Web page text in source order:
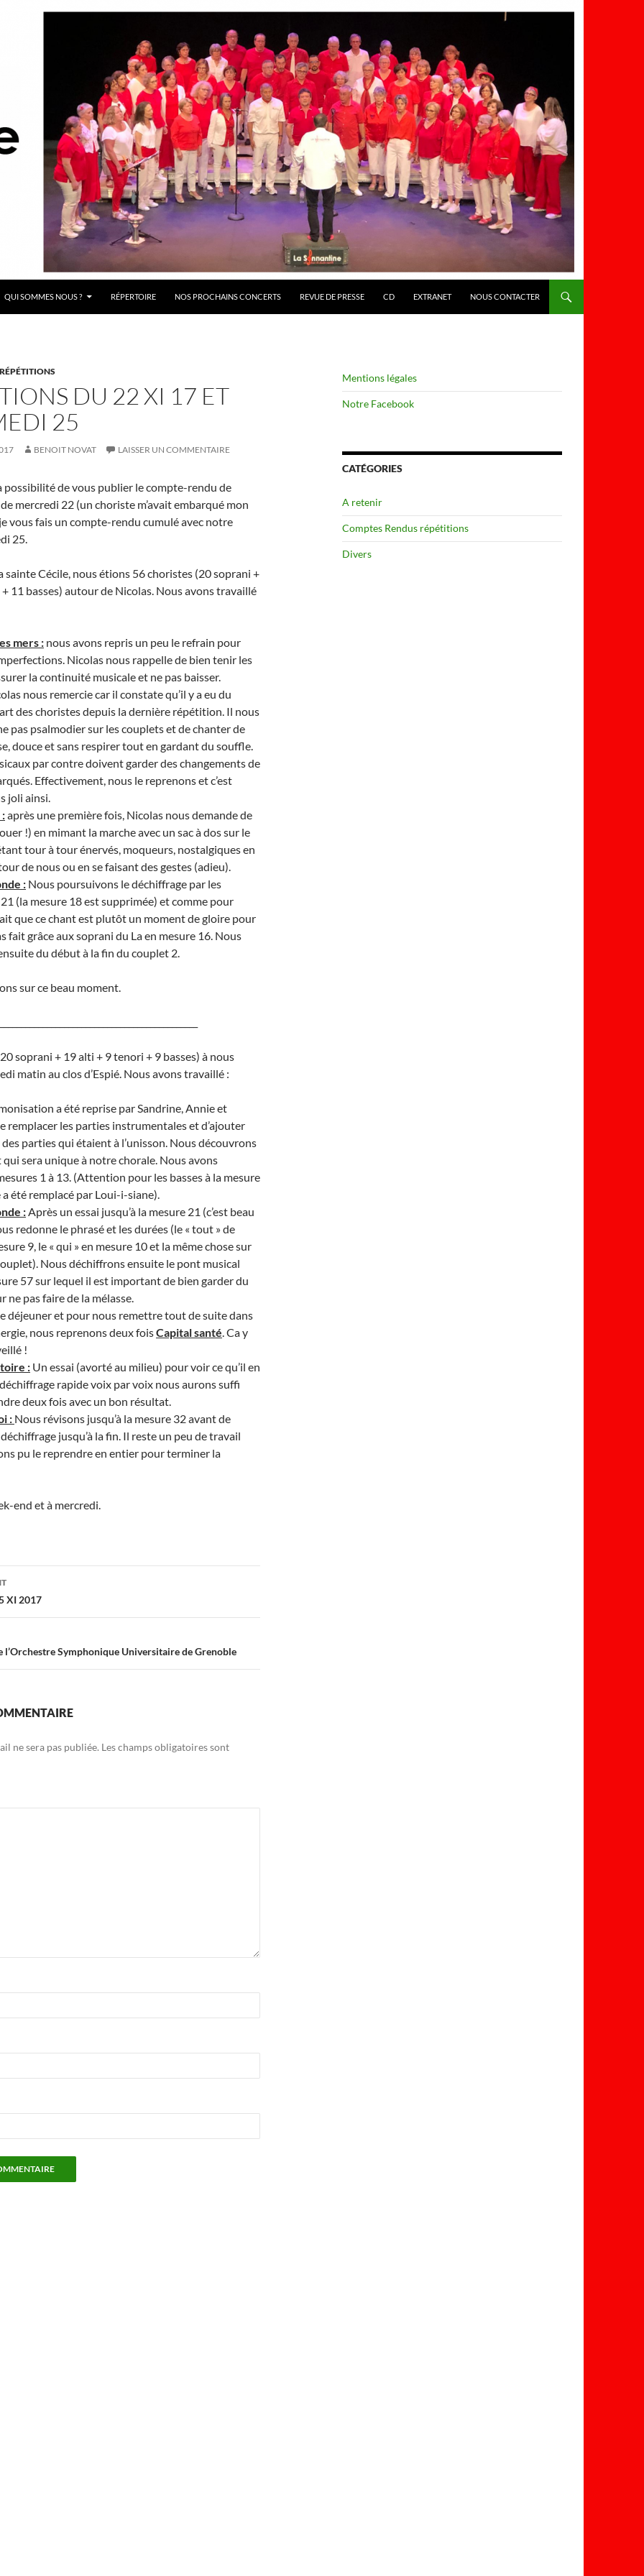
QUI SOMMES NOUS ? RÉPERTOIRE NOS PROCHAINS CONCERTS REVUE DE PRESSE CD EXTRANET NOUS CONTACTER
DU 22 XI 17 ET
25
BENOIT NOVAT LAISSER UN COMMENTAIRE
possibilité de vous publier le compte-rendu de
mercredi 22 (un choriste m’avait embarqué mon
vous fais un compte-rendu cumulé avec notre
25.
sainte Cécile, nous étions 56 choristes (20 soprani +
11 basses) autour de Nicolas. Nous avons travaillé
mers : nous avons repris un peu le refrain pour
Nicolas nous rappelle de bien tenir les
la continuité musicale et ne pas baisser.
nous remercie car il constate qu’il y a eu du
des choristes depuis la dernière répétition. Il nous
pas psalmodier sur les couplets et de chanter de
douce et sans respirer tout en gardant du souffle.
par contre doivent garder des changements de
Effectivement, nous le reprenons et c’est
joli ainsi.
après une première fois, Nicolas nous demande de
!) en mimant la marche avec un sac à dos sur le
tour à tour énervés, moqueurs, nostalgiques en
de nous ou en se faisant des gestes (adieu).
: Nous poursuivons le déchiffrage par les
(la mesure 18 est supprimée) et comme pour
que ce chant est plutôt un moment de gloire pour
fait grâce aux soprani du La en mesure 16. Nous
du début à la fin du couplet 2.
sur ce beau moment.
soprani + 19 alti + 9 tenori + 9 basses) à nous
matin au clos d’Espié. Nous avons travaillé :
a été reprise par Sandrine, Annie et
remplacer les parties instrumentales et d’ajouter
parties qui étaient à l’unisson. Nous découvrons
qui sera unique à notre chorale. Nous avons
1 à 13. (Attention pour les basses à la mesure
été remplacé par Loui-i-siane).
:Après un essai jusqu’à la mesure 21 (c’est beau
redonne le phrasé et les durées (le « tout » de
9, le « qui » en mesure 10 et la même chose sur
Nous déchiffrons ensuite le pont musical
57 sur lequel il est important de bien garder du
ne pas faire de la mélasse.
déjeuner et pour nous remettre tout de suite dans
nous reprenons deux foisCapital santé. Ca y
!
: Un essai (avorté au milieu) pour voir ce qu’il en
rapide voix par voix nous aurons suffi
deux fois avec un bon résultat.
: Nous révisons jusqu’à la mesure 32 avant de
jusqu’à la fin. Il reste un peu de travail
pu le reprendre en entier pour terminer la
end et à mercredi.
XI 2017
l’Orchestre Symphonique Universitaire de Grenoble
ne sera pas publiée. Les champs obligatoires sont
Mentions légales
Notre Facebook
CATÉGORIES
A retenir
Comptes Rendus répétitions
Divers